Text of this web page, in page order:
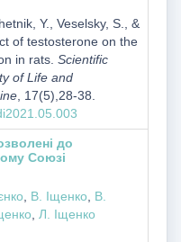
Y., Veselsky, S., &
of testosterone on the
in rats. Scientific
of Life and
, 17(5),28-38.
до
Союзі
, В. Іщенко, В.
, Л. Іщенко